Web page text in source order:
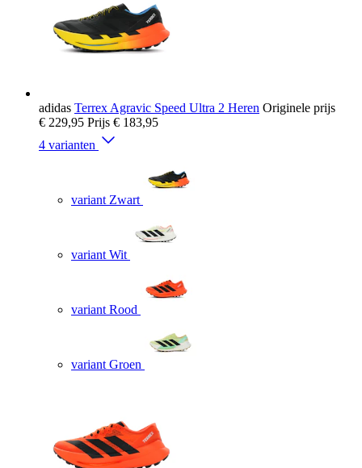
adidas Terrex Agravic Speed Ultra 2 Heren Originele prijs
€ 229,95 Prijs € 183,95
4 varianten
variant Zwart
variant Wit
variant Rood
variant Groen